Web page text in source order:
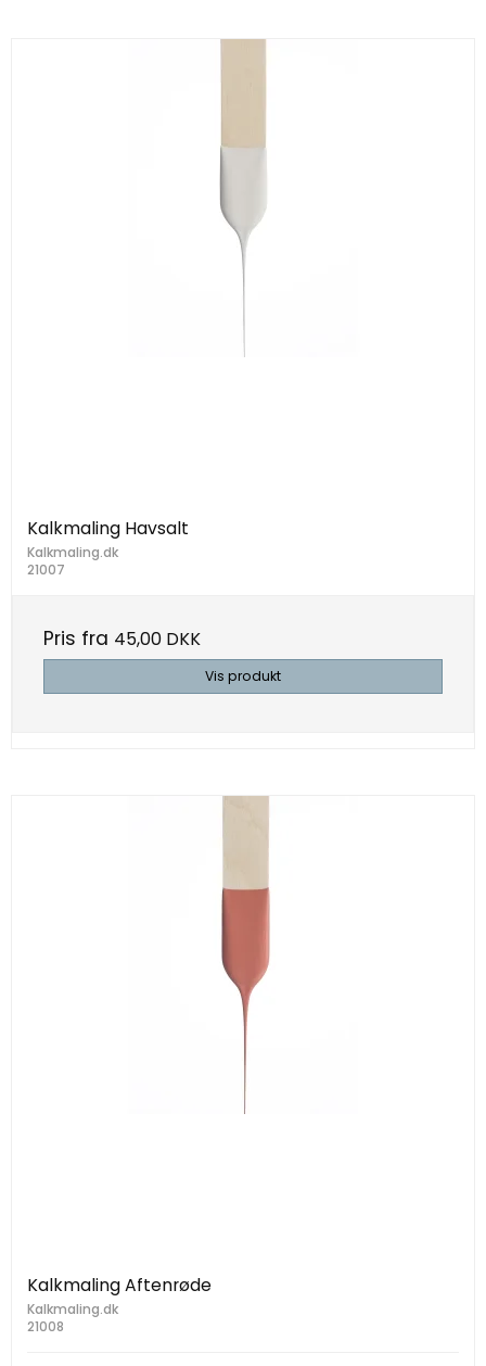
Kalkmaling Havsalt
Kalkmaling.dk
21007
Pris fra 45,00 DKK
Vis produkt
Kalkmaling Aftenrøde
Kalkmaling.dk
21008